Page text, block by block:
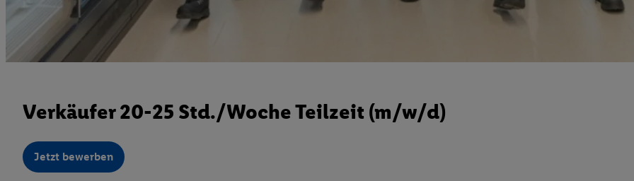
Verkäufer 20-25 Std./Woche Teilzeit (m/w/d)
Jetzt bewerben